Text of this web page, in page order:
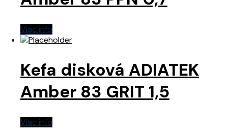
Viac info
Kefa disková ADIATEK
Amber 83 GRIT 1,5
Viac info